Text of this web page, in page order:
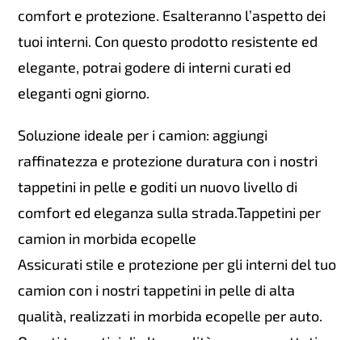
comfort e protezione. Esalteranno l’aspetto dei
tuoi interni. Con questo prodotto resistente ed
elegante, potrai godere di interni curati ed
eleganti ogni giorno.
Soluzione ideale per i camion: aggiungi
raffinatezza e protezione duratura con i nostri
tappetini in pelle e goditi un nuovo livello di
comfort ed eleganza sulla strada.Tappetini per
camion in morbida ecopelle
Assicurati stile e protezione per gli interni del tuo
camion con i nostri tappetini in pelle di alta
qualità, realizzati in morbida ecopelle per auto.